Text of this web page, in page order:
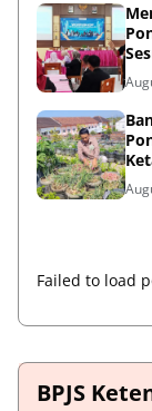
Failed to load
BPJS